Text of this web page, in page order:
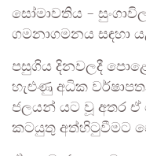
සෝමාවතිය –
ගමනාගමනය සඳහා
පසුගිය දිනවලදී
හැළුණු අධික
ජලයන් යට වූ අතර
කටයුතු අත්හිටුවීමට